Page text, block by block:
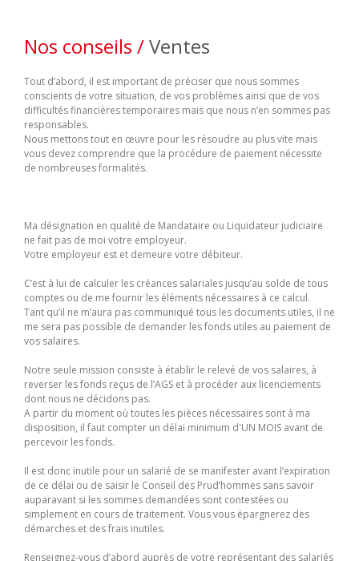
Nos conseils /Ventes
Tout d’abord, il est important de préciser que nous sommes
conscients de votre situation, de vos problèmes ainsi que de vos
difficultés financières temporaires mais que nous n’en sommes pas
responsables.
Nous mettons tout en œuvre pour les résoudre au plus vite mais
vous devez comprendre que la procédure de paiement nécessite
de nombreuses formalités.
Ma désignation en qualité de Mandataire ou Liquidateur judiciaire
ne fait pas de moi votre employeur.
Votre employeur est et demeure votre débiteur.
C’est à lui de calculer les créances salariales jusqu’au solde de tous
comptes ou de me fournir les éléments nécessaires à ce calcul.
Tant qu’il ne m’aura pas communiqué tous les documents utiles, il ne
me sera pas possible de demander les fonds utiles au paiement de
vos salaires.
Notre seule mission consiste à établir le relevé de vos salaires, à
reverser les fonds reçus de l’AGS et à procéder aux licenciements
dont nous ne décidons pas.
A partir du moment où toutes les pièces nécessaires sont à ma
disposition, il faut compter un délai minimum d'UN MOIS avant de
percevoir les fonds.
Il est donc inutile pour un salarié de se manifester avant l’expiration
de ce délai ou de saisir le Conseil des Prud’hommes sans savoir
auparavant si les sommes demandées sont contestées ou
simplement en cours de traitement. Vous vous épargnerez des
démarches et des frais inutiles.
Renseignez-vous d’abord auprès de votre représentant des salariés